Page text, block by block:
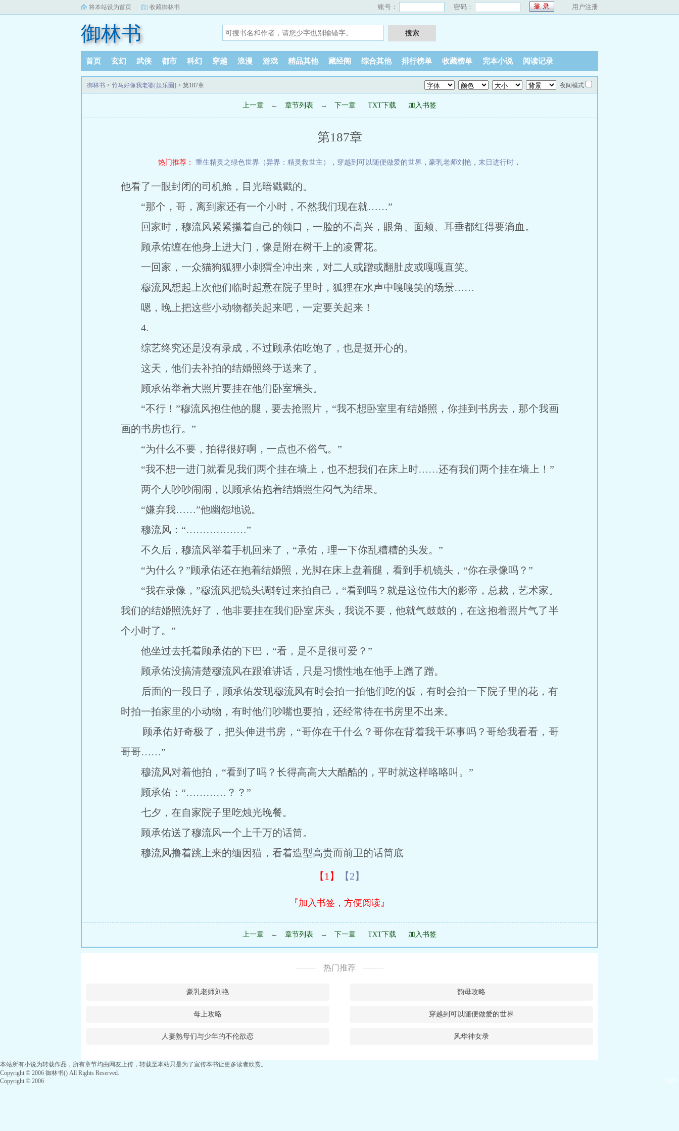
将本站设为首页 收藏御林书 账号： 密码： 用户注册
御林书
首页 玄幻 武侠 都市 科幻 穿越 浪漫 游戏 精品其他 藏经阁 综合其他 排行榜单 收藏榜单 完本小说 阅读记录
御林书 > 竹马好像我老婆[娱乐圈] > 第187章 夜间模式
上一章 ← 章节列表 → 下一章 TXT下载 加入书签
第187章
热门推荐： 重生精灵之绿色世界（异界：精灵救世主） ， 穿越到可以随便做爱的世界 ， 豪乳老师刘艳 ， 末日进行时 ，
他看了一眼封闭的司机舱，目光暗戳戳的。
“那个，哥，离到家还有一个小时，不然我们现在就……”
回家时，穆流风紧紧攥着自己的领口，一脸的不高兴，眼角、面颊、耳垂都红得要滴血。
顾承佑缠在他身上进大门，像是附在树干上的凌霄花。
一回家，一众猫狗狐狸小刺猬全冲出来，对二人或蹭或翻肚皮或嘎嘎直笑。
穆流风想起上次他们临时起意在院子里时，狐狸在水声中嘎嘎笑的场景……
嗯，晚上把这些小动物都关起来吧，一定要关起来！
4.
综艺终究还是没有录成，不过顾承佑吃饱了，也是挺开心的。
这天，他们去补拍的结婚照终于送来了。
顾承佑举着大照片要挂在他们卧室墙头。
“不行！”穆流风抱住他的腿，要去抢照片，“我不想卧室里有结婚照，你挂到书房去，那个我画
画的书房也行。”
“为什么不要，拍得很好啊，一点也不俗气。”
“我不想一进门就看见我们两个挂在墙上，也不想我们在床上时……还有我们两个挂在墙上！”
两个人吵吵闹闹，以顾承佑抱着结婚照生闷气为结果。
“嫌弃我……”他幽怨地说。
穆流风：“………………”
不久后，穆流风举着手机回来了，“承佑，理一下你乱糟糟的头发。”
“为什么？”顾承佑还在抱着结婚照，光脚在床上盘着腿，看到手机镜头，“你在录像吗？”
“我在录像，”穆流风把镜头调转过来拍自己，“看到吗？就是这位伟大的影帝，总裁，艺术家。
我们的结婚照洗好了，他非要挂在我们卧室床头，我说不要，他就气鼓鼓的，在这抱着照片气了半
个小时了。”
他坐过去托着顾承佑的下巴，“看，是不是很可爱？”
顾承佑没搞清楚穆流风在跟谁讲话，只是习惯性地在他手上蹭了蹭。
后面的一段日子，顾承佑发现穆流风有时会拍一拍他们吃的饭，有时会拍一下院子里的花，有
时拍一拍家里的小动物，有时他们吵嘴也要拍，还经常待在书房里不出来。
顾承佑好奇极了，把头伸进书房，“哥你在干什么？哥你在背着我干坏事吗？哥给我看看，哥
哥哥……”
穆流风对着他拍，“看到了吗？长得高高大大酷酷的，平时就这样咯咯叫。”
顾承佑：“…………？？”
七夕，在自家院子里吃烛光晚餐。
顾承佑送了穆流风一个上千万的话筒。
穆流风撸着跳上来的缅因猫，看着造型高贵而前卫的话筒底
【1】 【2】
『加入书签，方便阅读』
上一章 ← 章节列表 → 下一章 TXT下载 加入书签
热门推荐
豪乳老师刘艳 韵母攻略
母上攻略 穿越到可以随便做爱的世界
人妻熟母们与少年的不伦欲恋 风华神女录
本站所有小说为转载作品，所有章节均由网友上传，转载至本站只是为了宣传本书让更多读者欣赏。
Copyright © 2006 御林书() All Rights Reserved.
Copyright © 2006